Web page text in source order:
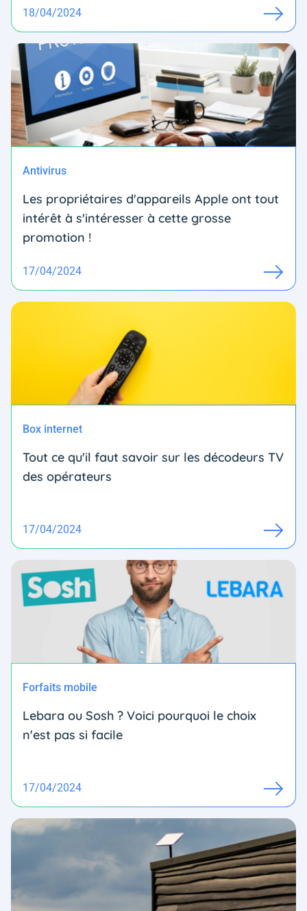
18/04/2024
Antivirus
Les propriétaires d'appareils Apple ont tout
intérêt à s'intéresser à cette grosse
promotion !
17/04/2024
Box internet
Tout ce qu'il faut savoir sur les décodeurs TV
des opérateurs
17/04/2024
Forfaits mobile
Lebara ou Sosh ? Voici pourquoi le choix
n'est pas si facile
17/04/2024